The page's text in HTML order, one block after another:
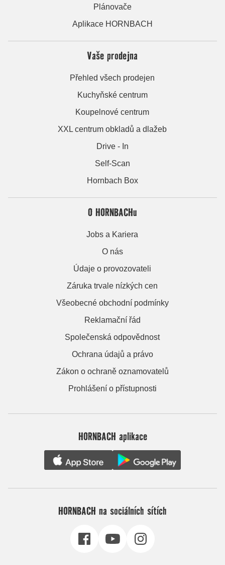
Plánovače
Aplikace HORNBACH
Vaše prodejna
Přehled všech prodejen
Kuchyňské centrum
Koupelnové centrum
XXL centrum obkladů a dlažeb
Drive - In
Self-Scan
Hornbach Box
O HORNBACHu
Jobs a Kariera
O nás
Údaje o provozovateli
Záruka trvale nízkých cen
Všeobecné obchodní podmínky
Reklamační řád
Společenská odpovědnost
Ochrana údajů a právo
Zákon o ochraně oznamovatelů
Prohlášení o přístupnosti
HORNBACH aplikace
HORNBACH na sociálních sítích